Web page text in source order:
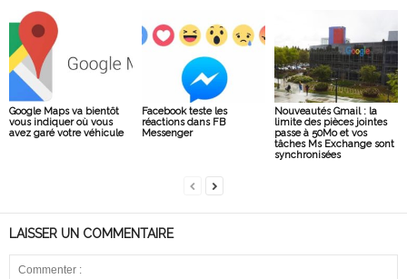
Google Maps va bientôt
vous indiquer où vous
avez garé votre véhicule
Facebook teste les
réactions dans FB
Messenger
Nouveautés Gmail : la
limite des pièces jointes
passe à 50Mo et vos
tâches Ms Exchange sont
synchronisées
LAISSER UN COMMENTAIRE